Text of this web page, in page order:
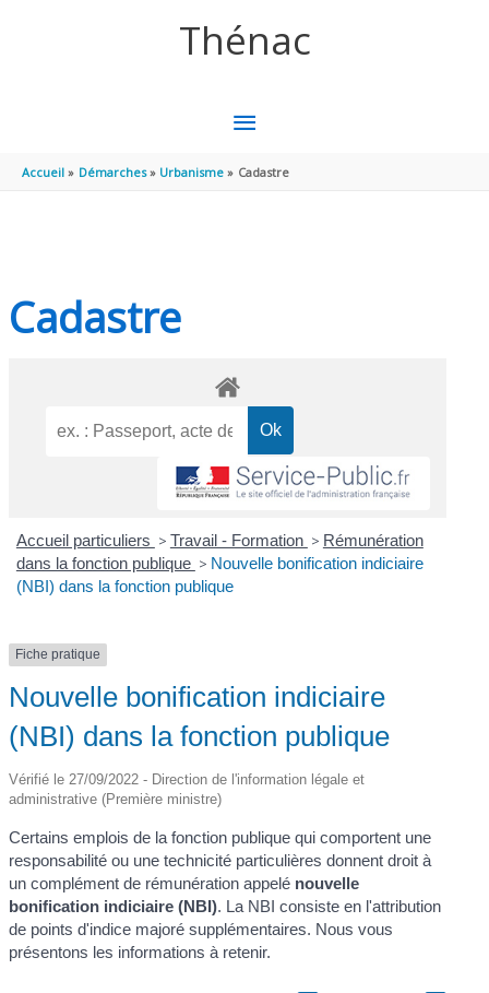
Thénac
MENU
PRINCIPAL
Accueil Démarches Urbanisme Cadastre
Cadastre
Accueil particuliers > Travail - Formation > Rémunération
dans la fonction publique > Nouvelle bonification indiciaire
(NBI) dans la fonction publique
Fiche pratique
Nouvelle bonification indiciaire
(NBI) dans la fonction publique
Vérifié le 27/09/2022 - Direction de l'information légale et
administrative (Première ministre)
Certains emplois de la fonction publique qui comportent une
responsabilité ou une technicité particulières donnent droit à
un complément de rémunération appelé nouvelle
bonification indiciaire (NBI). La NBI consiste en l'attribution
de points d'indice majoré supplémentaires. Nous vous
présentons les informations à retenir.